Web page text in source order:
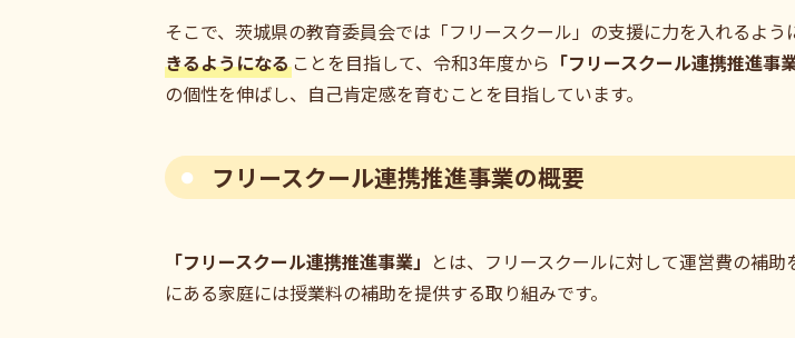
そこで、茨城県の教育委員会では「フリースクール」の支援に力を入れるよう
きるようになる ことを目指して、令和3年度から 「フリースクール連携推進事業
の個性を伸ばし、自己肯定感を育むことを目指しています。
フリースクール連携推進事業の概要
「フリースクール連携推進事業」 とは、フリースクールに対して運営費の補
にある家庭には授業料の補助を提供する取り組みです。